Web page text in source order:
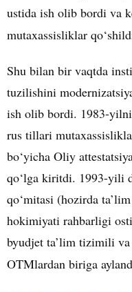
ustida ish olib bordi va
mutaxassisliklar
Shu bilan bir vaqtda
tuzilishini
ish olib bordi. 1983-
rus tillari
bo‘yicha Oliy
qo‘lga kiritdi. 1993-yili
qo‘mitasi (hozirda
hokimiyati rahbarligi
byudjet ta’lim tizimili
OTMlardan biriga